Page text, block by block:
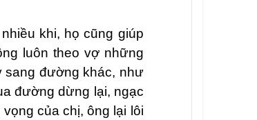
khi, họ cũng giúp
luôn theo vợ những
sang đường khác, như
đường dừng lại, ngạc
của chị, ông lại lôi